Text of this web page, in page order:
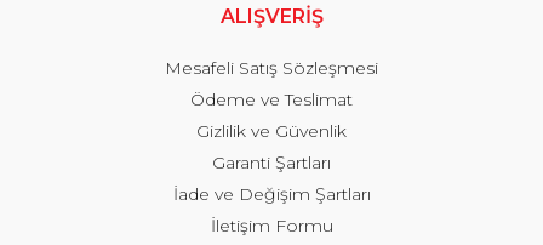
ALIŞVERİŞ
Mesafeli Satış Sözleşmesi
Ödeme ve Teslimat
Gizlilik ve Güvenlik
Garanti Şartları
İade ve Değişim Şartları
İletişim Formu